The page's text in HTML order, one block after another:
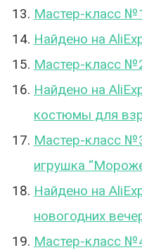
Мастер-класс
Найдено на
Мастер-класс
Найдено на
костюмы для
Мастер-класс
игрушка
Найдено на
новогодних
Мастер-класс